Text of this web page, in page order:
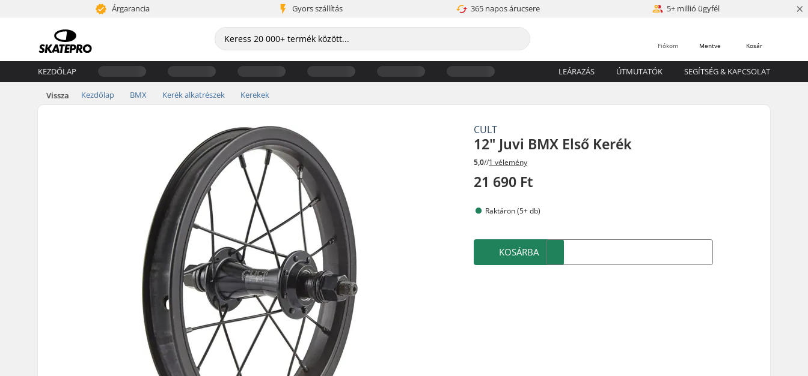
Árgarancia Gyors szállítás 365 napos árucsere 5+ millió ügyfél ×
Kosár
Mentve
Fiókom
KEZDŐLAP LEÁRAZÁS ÚTMUTATÓK SEGÍTSÉG & KAPCSOLAT
Vissza Kezdőlap BMX Kerék alkatrészek Kerekek
CULT
12" Juvi BMX Első Kerék
5,0//1 vélemény
21 690 Ft
Raktáron (5+ db)
KOSÁRBA